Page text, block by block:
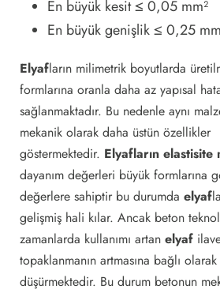
En büyük kesit ≤ 0,05 mm²
En büyük genişlik ≤ 0,25
Elyafların milimetrik boyutlarda
formlarına oranla daha az yapısal
sağlanmaktadır. Bu nedenle aynı
mekanik olarak daha üstün özellikler
göstermektedir. Elyafların elastisite
dayanım değerleri büyük formlarına
değerlere sahiptir bu durumdaelyaf
gelişmiş hali kılar. Ancak beton
zamanlarda kullanımı artanelyaf
topaklanmanın artmasına bağlı
düşürmektedir. Bu durum betonun